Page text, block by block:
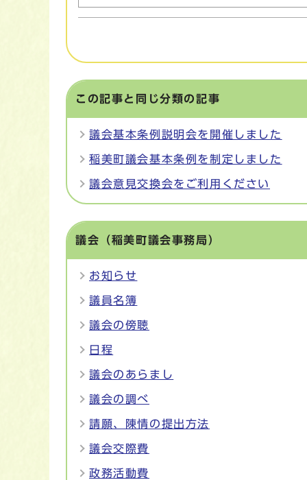
この記事と同じ分類の記事
議会基本条例説明会を開催しました
稲美町議会基本条例を制定しました
議会意見交換会をご利用ください
議会（稲美町議会事務局）
お知らせ
議員名簿
議会の傍聴
日程
議会のあらまし
議会の調べ
請願、陳情の提出方法
議会交際費
政務活動費